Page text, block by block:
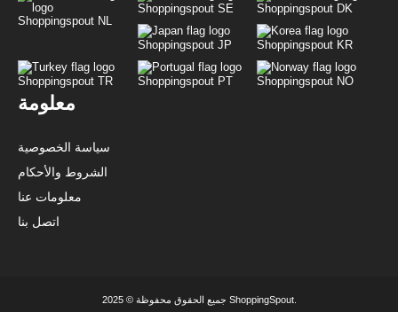
Shoppingspout NL
Shoppingspout SE Shoppingspout DK
Shoppingspout JP Shoppingspout KR
Shoppingspout TR Shoppingspout PT Shoppingspout NO
معلومة
سياسة الخصوصية
الشروط والأحكام
معلومات عنا
اتصل بنا
جميع الحقوق محفوظة © 2025 ShoppingSpout.